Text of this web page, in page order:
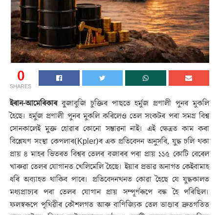
0
SHARES
ইৰান-আমেৰিকাৰবুজাবুজি চুক্তিৰ পাছতে হৰ্মুজ প্ৰণালী পুনৰ মুকলি
হৈছে। হৰ্মুজ প্ৰণালী পুনৰ মুকলি কৰিলেও তেল সংকটৰ পৰা সমগ্ৰ বিশ্ব
সোনকালেই মুক্ত হোৱাৰ কোনো সম্ভাৱনা নাই। এই ক্ষেত্ৰত কাম কৰা
বিশ্লেষণ সংস্থা কেপলাৰ(Kpler)ৰ এক প্ৰতিবেদন অনুসৰি, যুদ্ধ চলি থকা
প্ৰায় ৪ মাহৰ ভিতৰত বিশ্বৰ তেলৰ বজাৰৰ পৰা প্ৰায় ১১৫ কোটি বেৰেল
খাৰুৱা তেলৰ যোগানত খেলিমেলি হৈছে। ইয়াৰ প্ৰভাৱ অনাগত কেইবামাহ
ধৰি অব্যাহত থাকিব পাৰে। প্ৰতিবেদনখনত কোৱা হৈছে যে যুদ্ধকালত
মধ্যপ্ৰাচ্যৰ পৰা তেলৰ যোগান প্ৰায় সম্পূৰ্ণৰূপে বন্ধ হৈ পৰিছিল।
ফলস্বৰূপে পৃথিৱীৰ কৌশলগত আৰু বাণিজ্যিক তেল ভাণ্ডাৰ দ্ৰুতগতিত